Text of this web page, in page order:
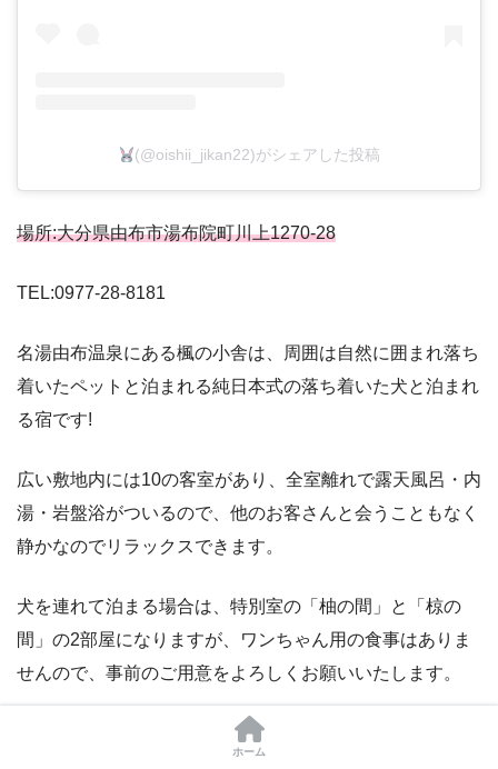
(@oishii_jikan22)がシェアした投稿
場所:大分県由布市湯布院町川上1270-28
TEL:0977-28-8181
名湯由布温泉にある楓の小舎は、周囲は自然に囲まれ落ち
着いたペットと泊まれる純日本式の落ち着いた犬と泊まれ
る宿です!
広い敷地内には10の客室があり、全室離れで露天風呂・内
湯・岩盤浴がついるので、他のお客さんと会うこともなく
静かなのでリラックスできます。
犬を連れて泊まる場合は、特別室の「柚の間」と「椋の
間」の2部屋になりますが、ワンちゃん用の食事はありま
せんので、事前のご用意をよろしくお願いいたします。
「柚の間」は、2020年にリニューアルした平屋の客室で
ホーム